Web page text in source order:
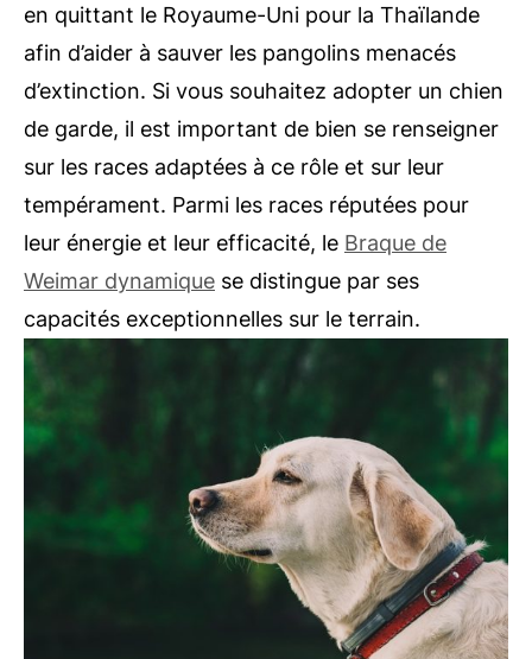
en quittant le Royaume-Uni pour la Thaïlande
afin d’aider à sauver les pangolins menacés
d’extinction. Si vous souhaitez adopter un chien
de garde, il est important de bien se renseigner
sur les races adaptées à ce rôle et sur leur
tempérament. Parmi les races réputées pour
leur énergie et leur efficacité, le Braque de
Weimar dynamique se distingue par ses
capacités exceptionnelles sur le terrain.